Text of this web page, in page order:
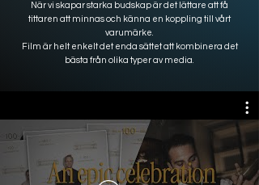
När vi skapar starka budskap är det lättare att få
tittaren att minnas och känna en koppling till vårt
varumärke.
Film är helt enkelt det enda sättet att kombinera det
bästa från olika typer av media.